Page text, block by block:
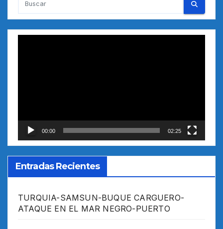
00:00 02:25
Entradas Recientes
TURQUIA-SAMSUN-BUQUE CARGUERO-
ATAQUE EN EL MAR NEGRO-PUERTO